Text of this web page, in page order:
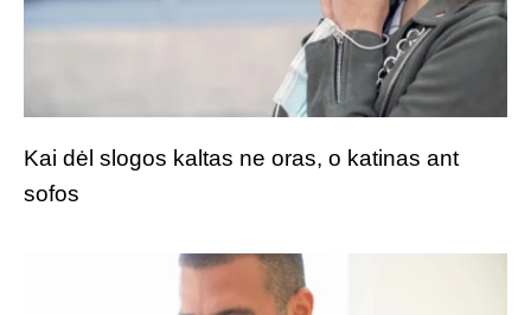
Kai dėl slogos kaltas ne oras, o katinas ant
sofos